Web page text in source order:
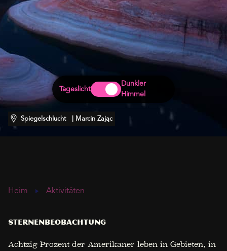
Tageslicht
Dunkler
Himmel
Spiegelschlucht | Marcin Zając
Heim Aktivitäten
Sternenbeobachtung
Achtzig Prozent der Amerikaner leben in Gebieten, in